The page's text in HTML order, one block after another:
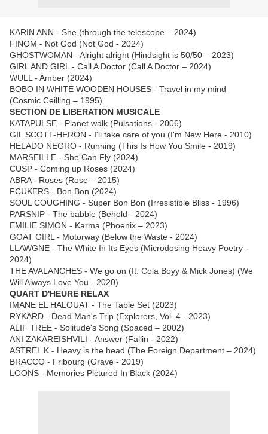
KARIN ANN - She (through the telescope – 2024)
FINOM - Not God (Not God - 2024)
GHOSTWOMAN - Alright alright (Hindsight is 50/50 – 2023)
GIRL AND GIRL - Call A Doctor (Call A Doctor – 2024)
WULL - Amber (2024)
BOBO IN WHITE WOODEN HOUSES - Travel in my mind
(Cosmic Ceilling – 1995)
SECTION DE LIBERATION MUSICALE
KATAPULSE - Planet walk (Pulsations - 2006)
GIL SCOTT-HERON - I'll take care of you (I'm New Here - 2010)
HELADO NEGRO - Running (This Is How You Smile - 2019)
MARSEILLE - She Can Fly (2024)
CUSP - Coming up Roses (2024)
ABRA - Roses (Rose – 2015)
FCUKERS - Bon Bon (2024)
SOUL COUGHING - Super Bon Bon (Irresistible Bliss - 1996)
PARSNIP - The babble (Behold - 2024)
EMILIE SIMON - Karma (Phoenix – 2023)
GOAT GIRL - Motorway (Below the Waste - 2024)
LLAWGNE - The White In Its Eyes (Microdosing Heavy Poetry -
2024)
THE AVALANCHES - We go on (ft. Cola Boyy & Mick Jones) (We
Will Always Love You - 2020)
QUART D'HEURE RELAX
IMANE EL HALOUAT - The Table Set (2023)
RYKARD - Dead Man's Trip (Explorers, Vol. 4 - 2023)
ALIF TREE - Solitude's Song (Spaced – 2002)
ANI ZAKAREISHVILI - Answer (Fallin - 2022)
ASTREL K - Heavy is the head (The Foreign Department – 2024)
BRACCO - Fribourg (Grave - 2019)
LOONS - Memories Pictured In Black (2024)